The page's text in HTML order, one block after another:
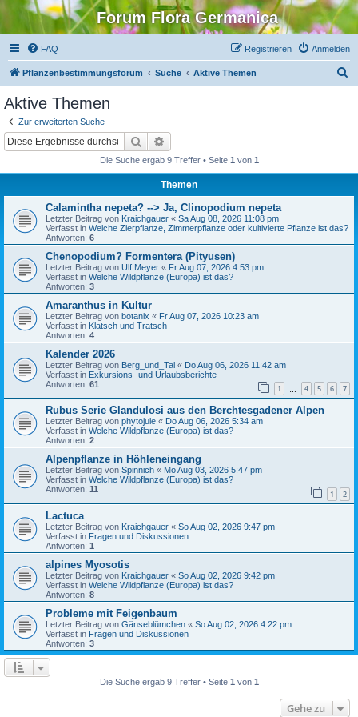
Forum Flora Germanica
FAQ Anmelden
Registrieren
Pflanzenbestimmungsforum Suche Aktive Themen
Aktive Themen
Zur erweiterten Suche
Suche
Die Suche ergab 9 Treffer • Seite 1 von 1
Themen
Calamintha nepeta? --> Ja, Clinopodium nepeta
Letzter Beitrag von Kraichgauer « Sa Aug 08, 2026 11:08 pm
Verfasst in Welche Zierpflanze, Zimmerpflanze oder kultivierte Pflanze ist das?
Antworten: 6
Chenopodium? Formentera (Pityusen)
Letzter Beitrag von Ulf Meyer « Fr Aug 07, 2026 4:53 pm
Verfasst in Welche Wildpflanze (Europa) ist das?
Antworten: 3
Amaranthus in Kultur
Letzter Beitrag von botanix « Fr Aug 07, 2026 10:23 am
Verfasst in Klatsch und Tratsch
Antworten: 4
Kalender 2026
Letzter Beitrag von Berg_und_Tal « Do Aug 06, 2026 11:42 am
Verfasst in Exkursions- und Urlaubsberichte
Antworten: 61 1 4 5 6 7
Rubus Serie Glandulosi aus den Berchtesgadener Alpen
Letzter Beitrag von phytojule « Do Aug 06, 2026 5:34 am
Verfasst in Welche Wildpflanze (Europa) ist das?
Antworten: 2
Alpenpflanze in Höhleneingang
Letzter Beitrag von Spinnich « Mo Aug 03, 2026 5:47 pm
Verfasst in Welche Wildpflanze (Europa) ist das?
Antworten: 11 1 2
Lactuca
Letzter Beitrag von Kraichgauer « So Aug 02, 2026 9:47 pm
Verfasst in Fragen und Diskussionen
Antworten: 1
alpines Myosotis
Letzter Beitrag von Kraichgauer « So Aug 02, 2026 9:42 pm
Verfasst in Welche Wildpflanze (Europa) ist das?
Antworten: 8
Probleme mit Feigenbaum
Letzter Beitrag von Gänseblümchen « So Aug 02, 2026 4:22 pm
Verfasst in Fragen und Diskussionen
Antworten: 3
Die Suche ergab 9 Treffer • Seite 1 von 1
Gehe zu